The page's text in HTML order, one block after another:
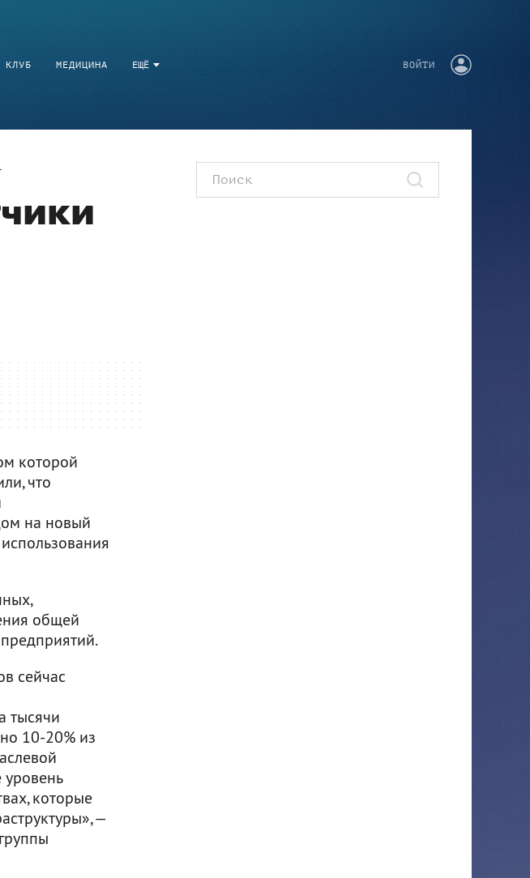
ЕЩЁ
КЛУБ МЕДИЦИНА ВОЙТИ
которой
что
на новый
общей
сейчас
тысячи
10-20% из
уровень
которые
—